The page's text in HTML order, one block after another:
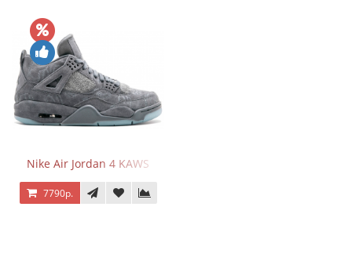
Nike Air Jordan 4 KAWS
7790р.